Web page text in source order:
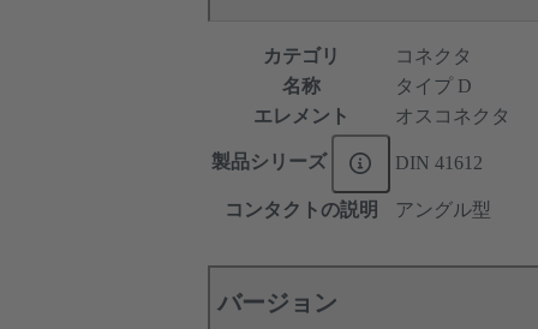
カテゴリ
コネクタ
名称
タイプ D
エレメント
オスコネクタ
製品シリーズ DIN 41612
コンタクトの説明 アングル型
バージョン